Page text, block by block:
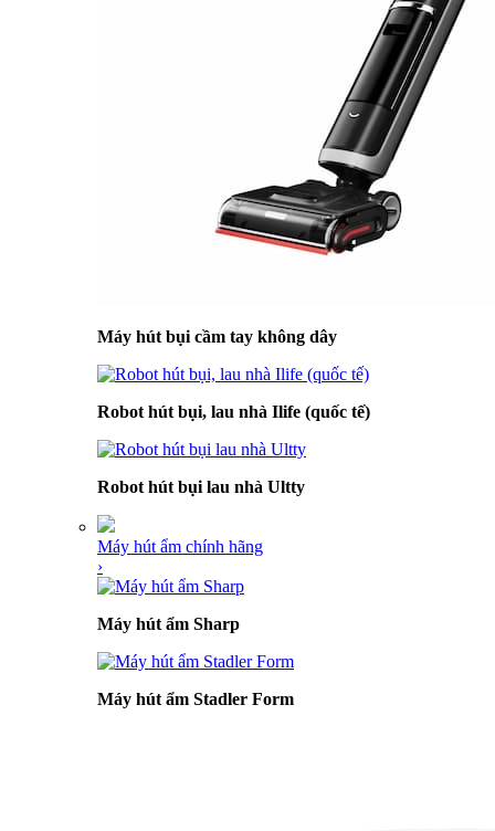
Máy hút bụi cầm tay không dây
Robot hút bụi, lau nhà Ilife (quốc tế)
Robot hút bụi lau nhà Ultty
Máy hút ẩm chính hãng
›
Máy hút ẩm Sharp
Máy hút ẩm Stadler Form